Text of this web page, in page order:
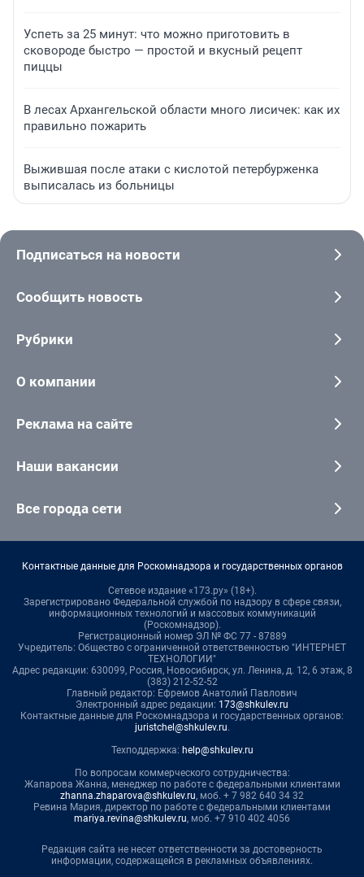
Успеть за 25 минут: что можно приготовить в
сковороде быстро — простой и вкусный рецепт
пиццы
В лесах Архангельской области много лисичек: как их
правильно пожарить
Выжившая после атаки с кислотой петербурженка
выписалась из больницы
Подписаться на новости
Сообщить новость
Рубрики
О компании
Реклама на сайте
Наши вакансии
Все города сети
Контактные данные для Роскомнадзора и государственных органов
Сетевое издание «173.ру» (18+).
Зарегистрировано Федеральной службой по надзору в сфере связи,
информационных технологий и массовых коммуникаций
(Роскомнадзор).
Регистрационный номер ЭЛ № ФС 77 - 87889
Учредитель: Общество с ограниченной ответственностью "ИНТЕРНЕТ
ТЕХНОЛОГИИ"
Адрес редакции: 630099, Россия, Новосибирск, ул. Ленина, д. 12, 6 этаж, 8
(383) 212-52-52
Главный редактор: Ефремов Анатолий Павлович
Электронный адрес редакции: 173@shkulev.ru
Контактные данные для Роскомнадзора и государственных органов:
juristchel@shkulev.ru.
Техподдержка: help@shkulev.ru
По вопросам коммерческого сотрудничества:
Жапарова Жанна, менеджер по работе с федеральными клиентами
zhanna.zhaparova@shkulev.ru, моб. + 7 982 640 34 32
Ревина Мария, директор по работе с федеральными клиентами
mariya.revina@shkulev.ru, моб. +7 910 402 4056
Редакция сайта не несет ответственности за достоверность
информации, содержащейся в рекламных объявлениях.